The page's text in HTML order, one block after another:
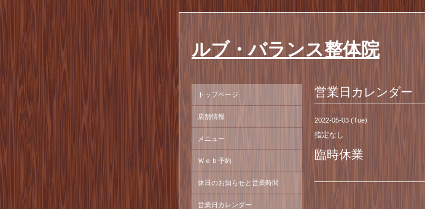
ルブ・バランス整体院
営業日カレンダー
2022-05-03 (Tue)
指定なし
臨時休業
トップページ
店舗情報
メニュー
Ｗｅｂ予約
休日のお知らせと営業時間
営業日カレンダー